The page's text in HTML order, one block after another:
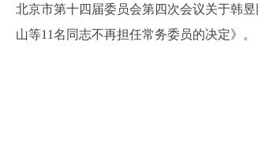
北京市第十四届委员会第四次会议关于韩
山等11名同志不再担任常务委员的决定》。